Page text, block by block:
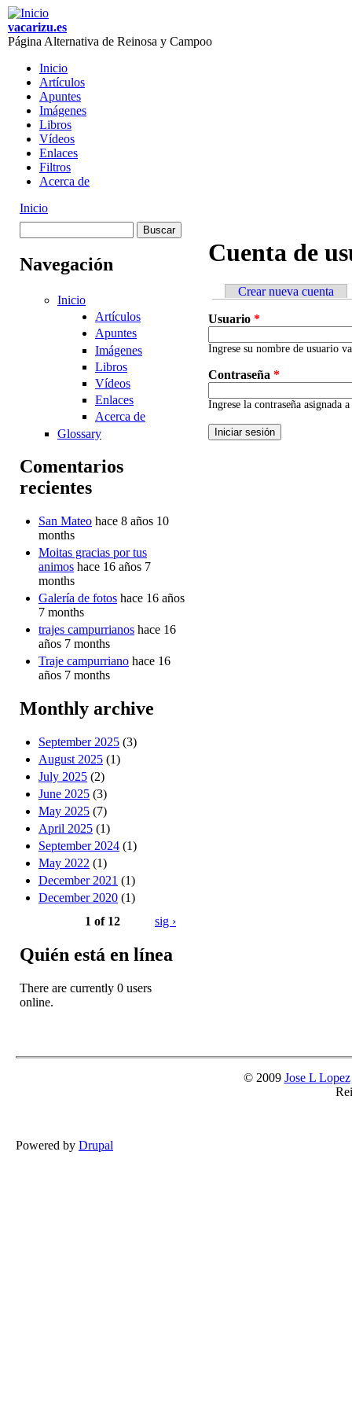
Skip to main content
vacarizu.es
Página Alternativa de Reinosa y Campoo
Main menu
Inicio
Artículos
Apuntes
Imágenes
Libros
Vídeos
Enlaces
Filtros
Acerca de
You are here
Inicio
búsqueda
Navegación
Inicio
Artículos
Apuntes
Imágenes
Libros
Vídeos
Enlaces
Acerca de
Glossary
Comentarios
recientes
San Mateo hace 8 años 10
months
Moitas gracias por tus
animos hace 16 años 7
months
Galería de fotos hace 16 años
7 months
trajes campurrianos hace 16
años 7 months
Traje campurriano hace 16
años 7 months
Monthly archive
September 2025 (3)
August 2025 (1)
July 2025 (2)
June 2025 (3)
May 2025 (7)
April 2025 (1)
September 2024 (1)
May 2022 (1)
December 2021 (1)
December 2020 (1)
1 of 12
sig ›
Quién está en línea
There are currently 0 users
online.
Cuenta de
Primary tabs
Crear nueva cuenta
Usuario *
Ingrese su nombre de usuario
Contraseña *
Ingrese la contraseña asignada
© 2009 Jose L Lopez
Powered by Drupal